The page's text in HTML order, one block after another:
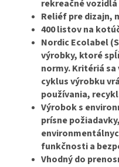
rekreačné vozidlá
Reliéf pre dizajn,
400 listov na
Nordic Ecolabel
výrobky, ktoré
normy. Kritériá
cyklus výrobku
používania,
Výrobok s
prísne
funkčnosti a
Vhodný do